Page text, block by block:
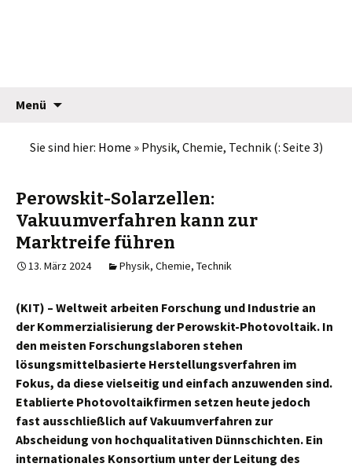
Menü
Sie sind hier: Home » Physik, Chemie, Technik(: Seite 3)
Perowskit-Solarzellen:
Vakuumverfahren kann zur
Marktreife führen
13. März 2024 Physik, Chemie, Technik
(KIT) – Weltweit arbeiten Forschung und Industrie an
der Kommerzialisierung der Perowskit-Photovoltaik. In
den meisten Forschungslaboren stehen
lösungsmittelbasierte Herstellungsverfahren im
Fokus, da diese vielseitig und einfach anzuwenden sind.
Etablierte Photovoltaikfirmen setzen heute jedoch
fast ausschließlich auf Vakuumverfahren zur
Abscheidung von hochqualitativen Dünnschichten. Ein
internationales Konsortium unter der Leitung des